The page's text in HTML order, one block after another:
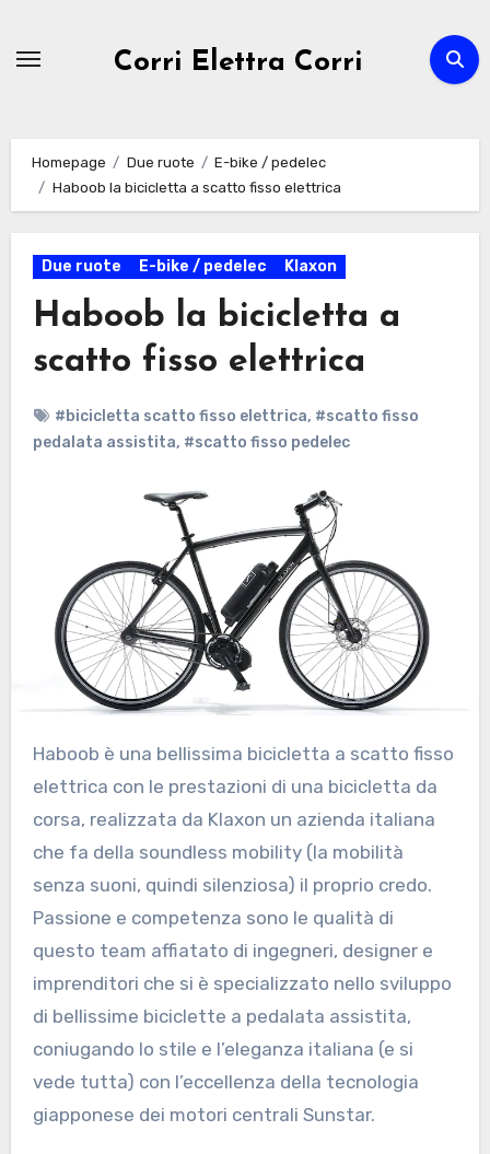
Corri Elettra Corri
Homepage Due ruote
E-bike / pedelec
Haboob la bicicletta a scatto fisso elettrica
Due ruote E-bike / pedelec Klaxon
Haboob la bicicletta a
scatto fisso elettrica
#bicicletta scatto fisso elettrica, #scatto fisso
pedalata assistita, #scatto fisso pedelec
Haboob è una bellissima bicicletta a scatto fisso
elettrica con le prestazioni di una bicicletta da
corsa, realizzata da Klaxon un azienda italiana
che fa della soundless mobility (la mobilità
senza suoni, quindi silenziosa) il proprio credo.
Passione e competenza sono le qualità di
questo team affiatato di ingegneri, designer e
imprenditori che si è specializzato nello sviluppo
di bellissime biciclette a pedalata assistita,
coniugando lo stile e l’eleganza italiana (e si
vede tutta) con l’eccellenza della tecnologia
giapponese dei motori centrali Sunstar.